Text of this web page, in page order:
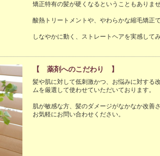
矯正特有の髪が硬くなるということもありませ
酸熱トリートメントや、やわらかな縮毛矯正で
しなやかに動く、ストレートヘアを実感して
【 薬剤へのこだわり 】
髪や肌に対して低刺激かつ、お悩みに対する
ムを厳選して使わせていただいております。
肌が敏感な方、髪のダメージがなかなか改善
お気軽にお問い合わせください。